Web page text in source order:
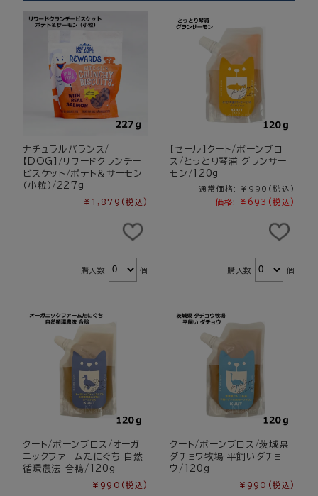
ナチュラルバランス/
【DOG】/リワードクランチー
ビスケット/ポテト＆サーモン
（小粒）/227g
¥1,879 (税込)
購入数 個
【セール】クート/ボーンブロ
ス/とっとり琴浦 グランサー
モン/120g
通常価格: ¥990 (税込)
価格: ¥693 (税込)
購入数 個
クート/ボーンブロス/オーガ
ニックファームたにぐち 自然
循環農法 合鴨/120g
¥990 (税込)
クート/ボーンブロス/茨城県
ダチョウ牧場 平飼いダチョ
ウ/120g
¥990 (税込)